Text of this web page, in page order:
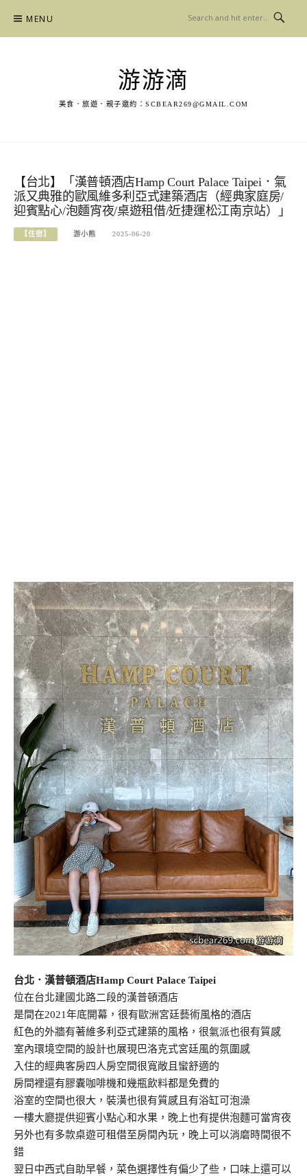
content
MENU
游游滴
美食．旅遊．親子邀約： SCBEAR269@GMAIL.COM
【台北】「漢普頓酒店Hamp Court Palace Taipei．氣
派又典雅的歐風維多利亞式建築酒店（經典家庭房/
迎賓點心/泡麵宵夜/桌遊租借/近捷運松江南京站）」
【住宿】 游小熊 2025-06-20
台北．漢普頓酒店Hamp Court Palace Taipei
位在台北建國北路二段的漢普頓酒店
是間在2021年底開幕，很有歐洲宮廷藝術風格的酒店
紅色的外牆有著維多利亞式建築的風格，很氣派也很有質感
室內環境空間的設計也展現巴洛克式宮廷風的氛圍感
入住的經典客房四人房空間很寬敞且蠻舒適的
房間裡還有膠囊咖啡機和幾瓶飲料都是免費的
浴室的空間也很大，裝潢也很有質感且有浴缸可泡澡
一樓大廳提供迎賓小點心和水果，晚上也有提供泡麵可當宵夜
另外也有多款桌遊可租借至房間內玩，晚上可以消磨時間很不
錯
翌日中西式自助早餐，菜色選擇性有偏少了些，口味上還可以